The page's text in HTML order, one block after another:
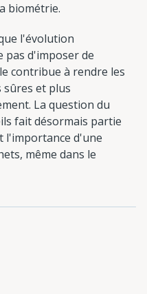
biométrie.
l'évolution
pas d'imposer de
contribue à rendre les
et plus
La question du
fait désormais partie
l'importance d'une
même dans le